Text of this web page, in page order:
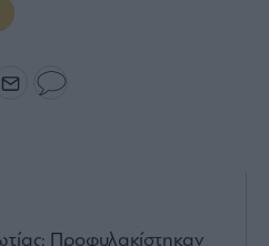
Προφυλακίστηκαν